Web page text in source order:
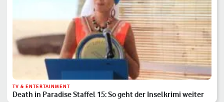
TV & ENTERTAINMENT
Death in Paradise Staffel 15: So geht der Inselkrimi weiter